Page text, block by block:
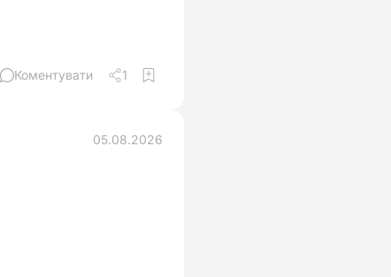
Коментувати 1
05.08.2026